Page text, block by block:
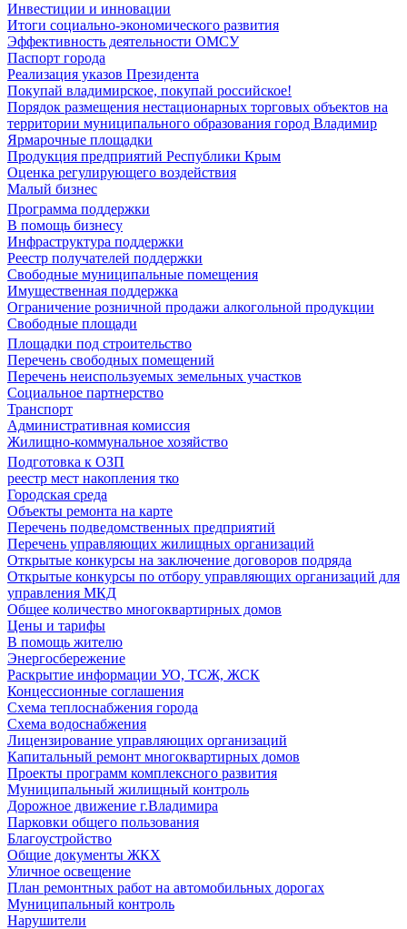
Инвестиции и инновации
Итоги социально-экономического развития
Эффективность деятельности ОМСУ
Паспорт города
Реализация указов Президента
Покупай владимирское, покупай российское!
Порядок размещения нестационарных торговых объектов на
территории муниципального образования город Владимир
Ярмарочные площадки
Продукция предприятий Республики Крым
Оценка регулирующего воздействия
Малый бизнес
Программа поддержки
В помощь бизнесу
Инфраструктура поддержки
Реестр получателей поддержки
Свободные муниципальные помещения
Имущественная поддержка
Ограничение розничной продажи алкогольной продукции
Свободные площади
Площадки под строительство
Перечень свободных помещений
Перечень неиспользуемых земельных участков
Социальное партнерство
Транспорт
Административная комиссия
Жилищно-коммунальное хозяйство
Подготовка к ОЗП
реестр мест накопления тко
Городская среда
Объекты ремонта на карте
Перечень подведомственных предприятий
Перечень управляющих жилищных организаций
Открытые конкурсы на заключение договоров подряда
Открытые конкурсы по отбору управляющих организаций для
управления МКД
Общее количество многоквартирных домов
Цены и тарифы
В помощь жителю
Энергосбережение
Раскрытие информации УО, ТСЖ, ЖСК
Концессионные соглашения
Схема теплоснабжения города
Схема водоснабжения
Лицензирование управляющих организаций
Капитальный ремонт многоквартирных домов
Проекты программ комплексного развития
Муниципальный жилищный контроль
Дорожное движение г.Владимира
Парковки общего пользования
Благоустройство
Общие документы ЖКХ
Уличное освещение
План ремонтных работ на автомобильных дорогах
Муниципальный контроль
Нарушители